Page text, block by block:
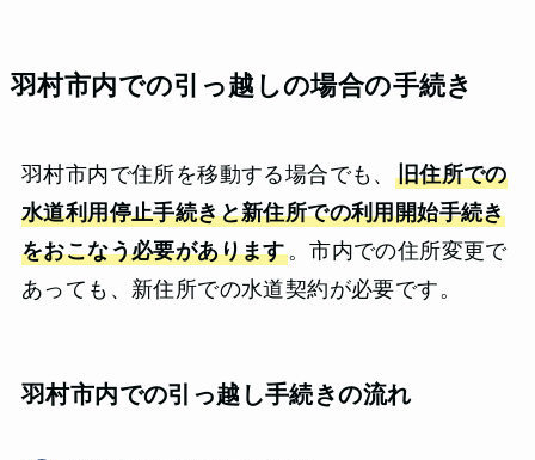
羽村市内での引っ越しの場合の手続き
羽村市内で住所を移動する場合でも、 旧住所での
水道利用停止手続きと新住所での利用開始手続き
をおこなう必要があります。市内での住所変更で
あっても、新住所での水道契約が必要です。
羽村市内での引っ越し手続きの流れ